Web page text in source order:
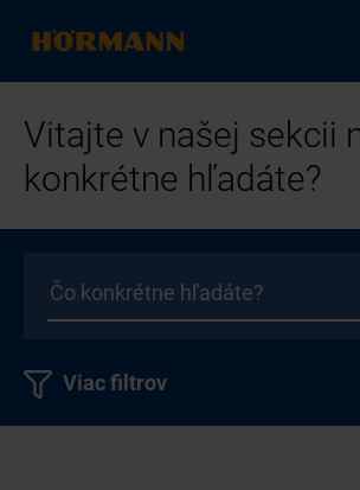
Vitajte v našej sekcii
konkrétne hľadáte?
Viac filtrov